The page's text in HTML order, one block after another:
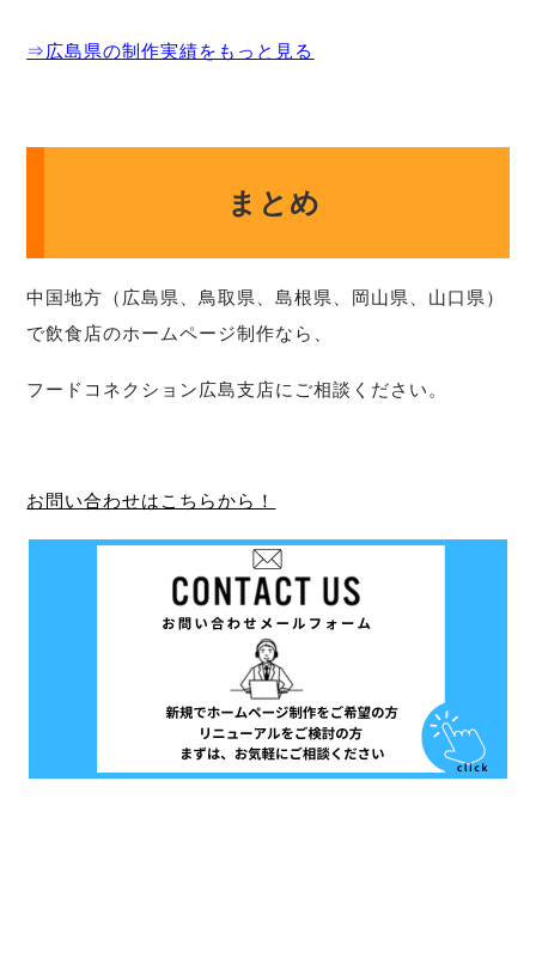
⇒広島県の制作実績をもっと見る
まとめ
中国地方（広島県、鳥取県、島根県、岡山県、山口県）
で飲食店のホームページ制作なら、
フードコネクション広島支店にご相談ください。
お問い合わせはこちらから！